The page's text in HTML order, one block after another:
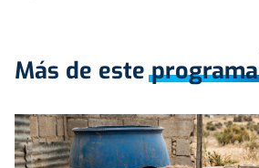
Más de este programa